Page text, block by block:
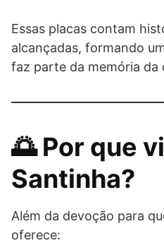
Essas placas contam
alcançadas, formando
faz parte da memória da
🌅 Por que
Santinha?
Além da devoção para
oferece: